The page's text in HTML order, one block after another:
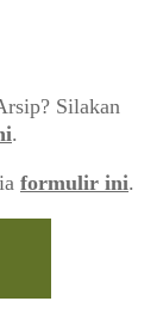
Silakan
.
formulir ini.